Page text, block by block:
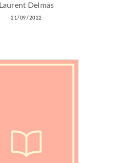
Laurent Delmas
21/09/2022